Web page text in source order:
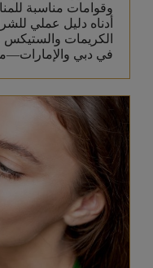
وقوامات مناسبة
أدناه دليل عملي
الكريمات والستيكس
في دبي